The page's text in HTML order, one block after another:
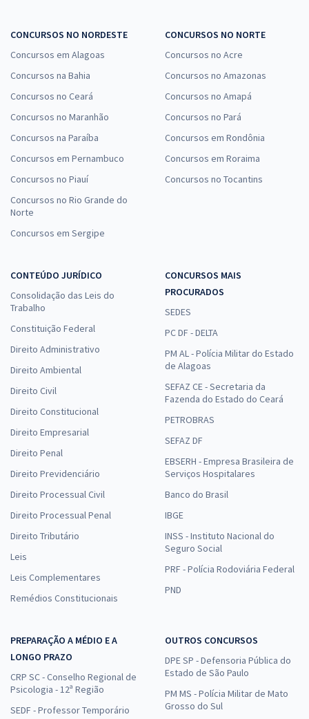
CONCURSOS NO NORDESTE
Concursos em Alagoas
Concursos na Bahia
Concursos no Ceará
Concursos no Maranhão
Concursos na Paraíba
Concursos em Pernambuco
Concursos no Piauí
Concursos no Rio Grande do
Norte
Concursos em Sergipe
CONCURSOS NO NORTE
Concursos no Acre
Concursos no Amazonas
Concursos no Amapá
Concursos no Pará
Concursos em Rondônia
Concursos em Roraima
Concursos no Tocantins
CONTEÚDO JURÍDICO
Consolidação das Leis do
Trabalho
Constituição Federal
Direito Administrativo
Direito Ambiental
Direito Civil
Direito Constitucional
Direito Empresarial
Direito Penal
Direito Previdenciário
Direito Processual Civil
Direito Processual Penal
Direito Tributário
Leis
Leis Complementares
Remédios Constitucionais
CONCURSOS MAIS
PROCURADOS
SEDES
PC DF - DELTA
PM AL - Polícia Militar do Estado
de Alagoas
SEFAZ CE - Secretaria da
Fazenda do Estado do Ceará
PETROBRAS
SEFAZ DF
EBSERH - Empresa Brasileira de
Serviços Hospitalares
Banco do Brasil
IBGE
INSS - Instituto Nacional do
Seguro Social
PRF - Polícia Rodoviária Federal
PND
PREPARAÇÃO A MÉDIO E A
LONGO PRAZO
CRP SC - Conselho Regional de
Psicologia - 12ª Região
SEDF - Professor Temporário
OUTROS CONCURSOS
DPE SP - Defensoria Pública do
Estado de São Paulo
PM MS - Polícia Militar de Mato
Grosso do Sul